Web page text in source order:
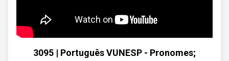
3095 | Português VUNESP - Pronomes;